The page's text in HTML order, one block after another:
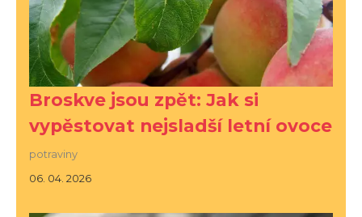
Broskve jsou zpět: Jak si
vypěstovat nejsladší letní ovoce
potraviny
06. 04. 2026